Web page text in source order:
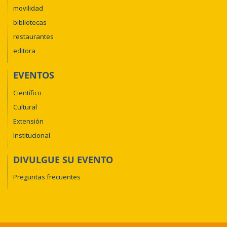
Equipe @Educamais
movilidad
bibliotecas
restaurantes
editora
EVENTOS
Científico
Cultural
Extensión
Institucional
DIVULGUE SU EVENTO
Preguntas frecuentes